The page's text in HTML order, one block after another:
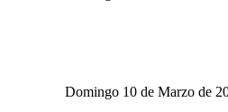
Domingo 10 de Marzo de